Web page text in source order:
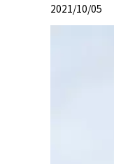
2021/10/05